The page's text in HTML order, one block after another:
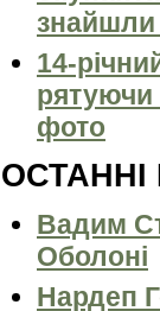
знайшли
14-
рятуючи
фото
ОСТАННІ
Вадим
Оболоні
Нардеп